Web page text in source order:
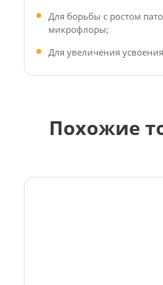
Для борьбы с ростом
микрофлоры;
Для увеличения
Похожие